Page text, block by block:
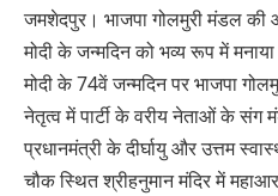
जमशेदपुर। भाजपा गोलमुरी मंडल
मोदी के जन्मदिन को भव्य रूप में
मोदी के 74वें जन्मदिन पर भाजपा
नेतृत्व में पार्टी के वरीय नेताओं के
प्रधानमंत्री के दीर्घायु और उत्तम
चौक स्थित श्रीहनुमान मंदिर में